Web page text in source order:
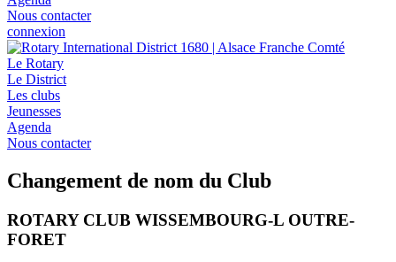
Nous contacter
connexion
Le Rotary
Le District
Les clubs
Jeunesses
Agenda
Nous contacter
Changement de nom du Club
ROTARY CLUB WISSEMBOURG-L OUTRE-
FORET